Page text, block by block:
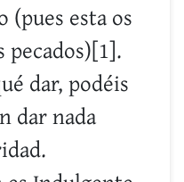
(pues esta os
pecados)[1].
dar, podéis
dar nada